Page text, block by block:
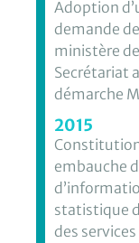
Adoption
demande
ministère
Secrétariat
démarche
2015
embauche
statistique
des